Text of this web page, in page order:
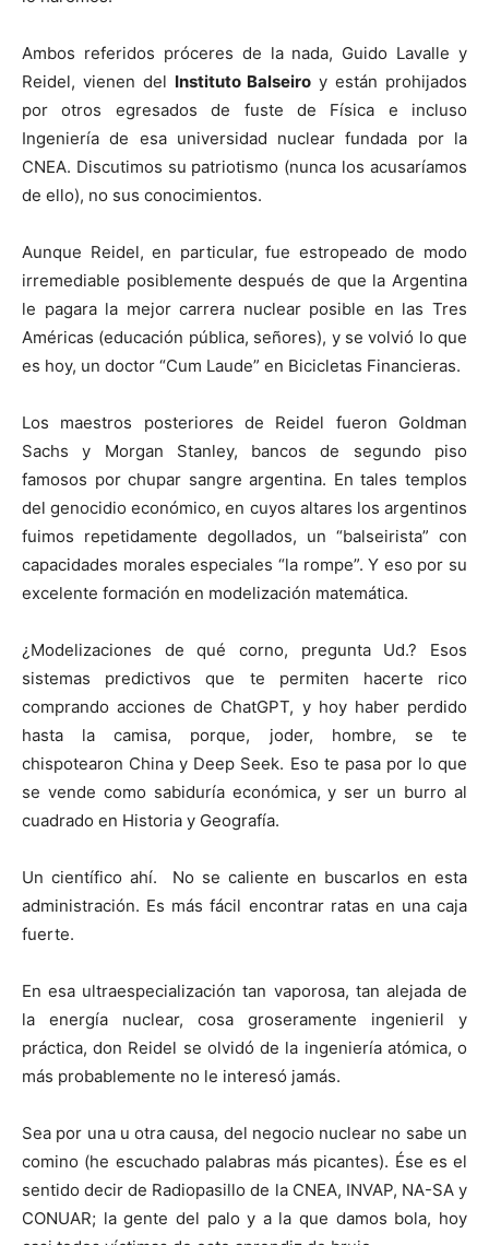
Ambos referidos próceres de la nada, Guido Lavalle y
Reidel, vienen del Instituto Balseiro y están prohijados
por otros egresados de fuste de Física e incluso
Ingeniería de esa universidad nuclear fundada por la
CNEA. Discutimos su patriotismo (nunca los acusaríamos
de ello), no sus conocimientos.
Aunque Reidel, en particular, fue estropeado de modo
irremediable posiblemente después de que la Argentina
le pagara la mejor carrera nuclear posible en las Tres
Américas (educación pública, señores), y se volvió lo que
es hoy, un doctor “Cum Laude” en Bicicletas Financieras.
Los maestros posteriores de Reidel fueron Goldman
Sachs y Morgan Stanley, bancos de segundo piso
famosos por chupar sangre argentina. En tales templos
del genocidio económico, en cuyos altares los argentinos
fuimos repetidamente degollados, un “balseirista” con
capacidades morales especiales “la rompe”. Y eso por su
excelente formación en modelización matemática.
¿Modelizaciones de qué corno, pregunta Ud.? Esos
sistemas predictivos que te permiten hacerte rico
comprando acciones de ChatGPT, y hoy haber perdido
hasta la camisa, porque, joder, hombre, se te
chispotearon China y Deep Seek. Eso te pasa por lo que
se vende como sabiduría económica, y ser un burro al
cuadrado en Historia y Geografía.
Un científico ahí. No se caliente en buscarlos en esta
administración. Es más fácil encontrar ratas en una caja
fuerte.
En esa ultraespecialización tan vaporosa, tan alejada de
la energía nuclear, cosa groseramente ingenieril y
práctica, don Reidel se olvidó de la ingeniería atómica, o
más probablemente no le interesó jamás.
Sea por una u otra causa, del negocio nuclear no sabe un
comino (he escuchado palabras más picantes). Ése es el
sentido decir de Radiopasillo de la CNEA, INVAP, NA-SA y
CONUAR; la gente del palo y a la que damos bola, hoy